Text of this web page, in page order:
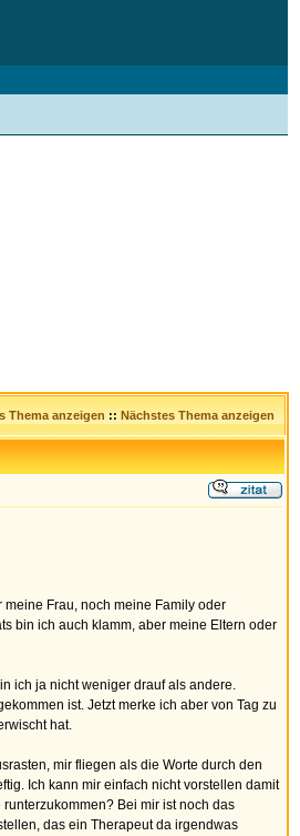
Thema anzeigen :: Nächstes Thema anzeigen
Frau, noch meine Family oder
bin ich auch klamm, aber meine Eltern oder
ich ja nicht weniger drauf als andere.
ist. Jetzt merke ich aber von Tag zu
hat.
mir fliegen als die Worte durch den
Ich kann mir einfach nicht vorstellen damit
Bei mir ist noch das
das ein Therapeut da irgendwas